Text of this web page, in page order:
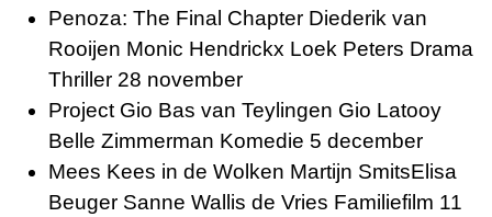
Penoza: The Final Chapter Diederik van
Rooijen Monic Hendrickx Loek Peters Drama
Thriller 28 november
Project Gio Bas van Teylingen Gio Latooy
Belle Zimmerman Komedie 5 december
Mees Kees in de Wolken Martijn SmitsElisa
Beuger Sanne Wallis de Vries Familiefilm 11